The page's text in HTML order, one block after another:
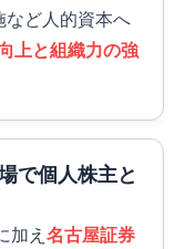
など人的資本へ
上と組織力の強
で個人株主と
加え 名古屋証券